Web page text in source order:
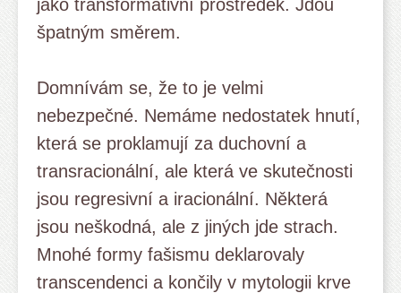
jako transformativní prostředek. Jdou
špatným směrem.
Domnívám se, že to je velmi
nebezpečné. Nemáme nedostatek hnutí,
která se proklamují za duchovní a
transracionální, ale která ve skutečnosti
jsou regresivní a iracionální. Některá
jsou neškodná, ale z jiných jde strach.
Mnohé formy fašismu deklarovaly
transcendenci a končily v mytologii krve